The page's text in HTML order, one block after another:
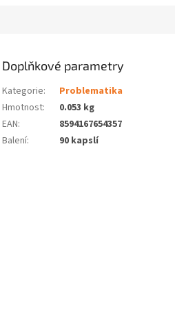
Doplňkové parametry
Kategorie:
Problematika
Hmotnost:
0.053 kg
EAN:
8594167654357
Balení: 90 kapslí